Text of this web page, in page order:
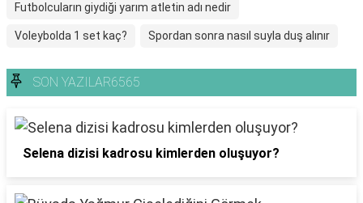
Futbolcuların giydiği yarım atletin adı nedir
Voleybolda 1 set kaç? Spordan sonra nasıl suyla duş alınır
SON YAZILAR6565
Selena dizisi kadrosu kimlerden oluşuyor?